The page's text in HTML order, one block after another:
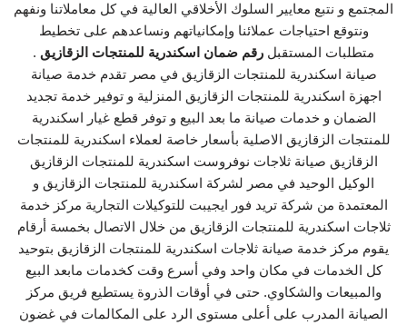
المجتمع و نتبع معايير السلوك الأخلاقي العالية في كل معاملاتنا ونفهم
ونتوقع احتياجات عملائنا وإمكانياتهم ونساعدهم على تخطيط
متطلبات المستقبل رقم ضمان اسكندرية للمنتجات الزقازيق .
صيانة اسكندرية للمنتجات الزقازيق في مصر تقدم خدمة صيانة
اجهزة اسكندرية للمنتجات الزقازيق المنزلية و توفير خدمة تجديد
الضمان و خدمات صيانة ما بعد البيع و توفر قطع غيار اسكندرية
للمنتجات الزقازيق الاصلية بأسعار خاصة لعملاء اسكندرية للمنتجات
الزقازيق صيانة ثلاجات نوفروست اسكندرية للمنتجات الزقازيق
الوكيل الوحيد في مصر لشركة اسكندرية للمنتجات الزقازيق و
المعتمدة من شركة تريد فور ايجيبت للتوكيلات التجارية مركز خدمة
ثلاجات اسكندرية للمنتجات الزقازيق من خلال الاتصال بخمسة أرقام
يقوم مركز خدمة صيانة ثلاجات اسكندرية للمنتجات الزقازيق بتوحيد
كل الخدمات في مكان واحد وفي أسرع وقت كخدمات مابعد البيع
والمبيعات والشكاوي. حتى في أوقات الذروة يستطيع فريق مركز
الصيانة المدرب على أعلى مستوى الرد على المكالمات في غضون